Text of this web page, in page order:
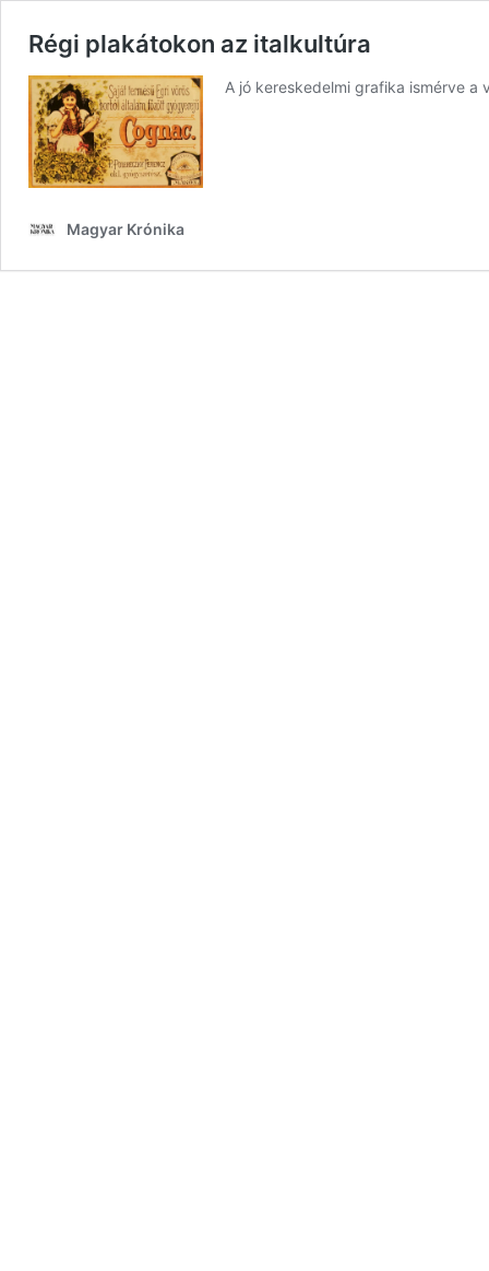
Régi plakátokon az italkultúra
A jó kereskedelmi grafika ismérve
Magyar Krónika